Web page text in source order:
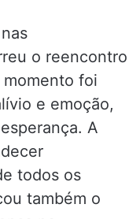
o reencontro
momento foi
e emoção,
A
todos os
também o